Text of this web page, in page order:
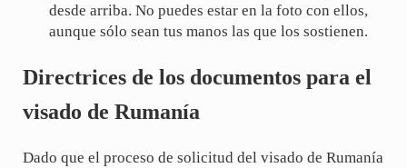
desde arriba. No puedes estar en la foto con ellos,
aunque sólo sean tus manos las que los sostienen.
Directrices de los documentos para el
visado de Rumanía
Dado que el proceso de solicitud del visado de Rumanía